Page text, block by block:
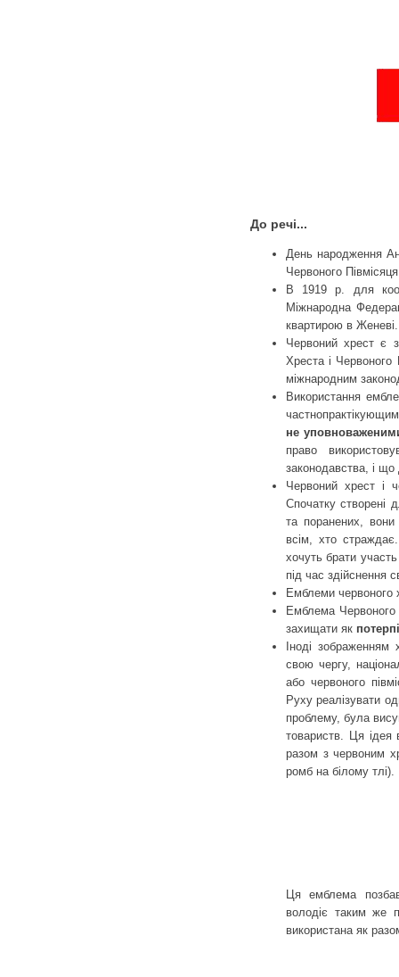
До речі...
День народження
Червоного
В 1919 р. для
Міжнародна
квартирою в Женеві.
Червоний хрест є
Хреста і Червоного
міжнародним
Використання
не
право
законодавства, і
Червоний хрест і
Спочатку створені
та поранених,
всім, хто
хочуть брати
під час здійснення
Емблеми червоного
Емблема Червоного
захищати як
Іноді зображенням
свою чергу,
або червоного
Руху реалізувати
проблему, була
товариств. Ця ідея
разом з червоним
ромб на білому тлі).
Ця емблема
володіє таким же
використана як